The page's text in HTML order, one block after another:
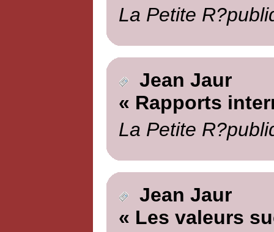
La Petite
Jean Jaur
« Rapports
La Petite
Jean Jaur
« Les valeurs